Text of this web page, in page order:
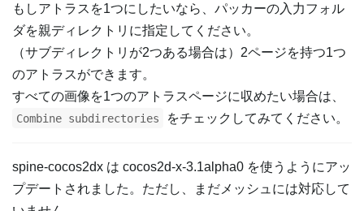
もしアトラスを1つにしたいなら、パッカーの入力フォル
ダを親ディレクトリに指定してください。
（サブディレクトリが2つある場合は）2ページを持つ1つ
のアトラスができます。
すべての画像を1つのアトラスページに収めたい場合は、
Combine subdirectories をチェックしてみてください。
spine-cocos2dx は cocos2d-x-3.1alpha0 を使うようにアッ
プデートされました。ただし、まだメッシュには対応して